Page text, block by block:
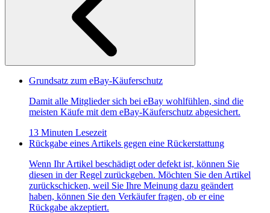
Grundsatz zum eBay-Käuferschutz
Damit alle Mitglieder sich bei eBay wohlfühlen, sind die
meisten Käufe mit dem eBay-Käuferschutz abgesichert.
13 Minuten Lesezeit
Rückgabe eines Artikels gegen eine Rückerstattung
Wenn Ihr Artikel beschädigt oder defekt ist, können Sie
diesen in der Regel zurückgeben. Möchten Sie den Artikel
zurückschicken, weil Sie Ihre Meinung dazu geändert
haben, können Sie den Verkäufer fragen, ob er eine
Rückgabe akzeptiert.